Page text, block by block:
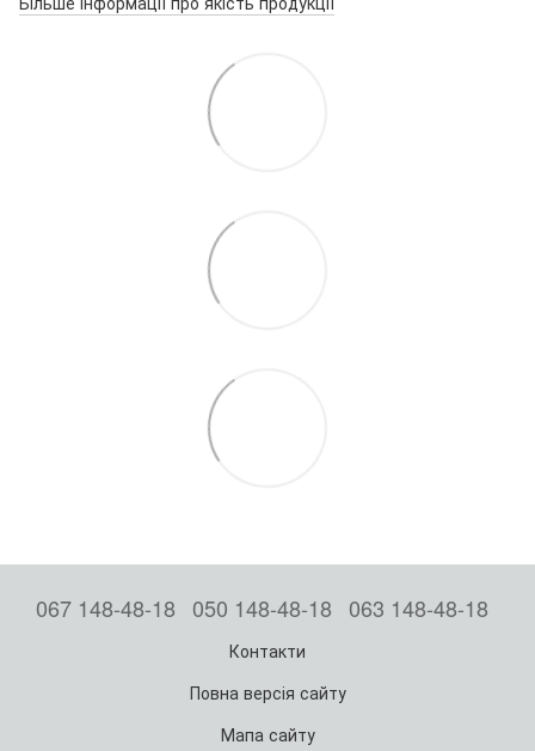
067 148-48-18 050 148-48-18 063 148-48-18
Контакти
Повна версія сайту
Мапа сайту